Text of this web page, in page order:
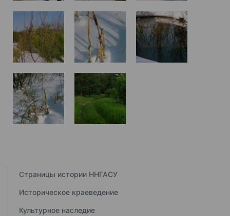
Страницы истории ННГАСУ
Историческое краеведение
Культурное наследие